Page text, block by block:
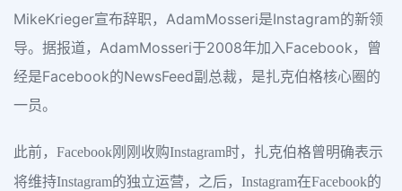
MikeKrieger宣布辞职，AdamMosseri是Instagram的新领
导。据报道，AdamMosseri于2008年加入Facebook，曾
经是Facebook的NewsFeed副总裁，是扎克伯格核心圈的
一员。
此前，Facebook刚刚收购Instagram时，扎克伯格曾明确表示
将维持Instagram的独立运营，之后，Instagram在Facebook的